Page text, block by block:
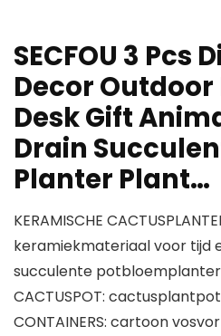
SECFOU 3 Pcs
Decor
Desk Gift
Drain
Planter Plant…
KERAMISCHE
keramiekmateriaal voor tijd
succulente potbloemplanter
CACTUSPOT: cactusplantpot
CONTAINERS: cartoon